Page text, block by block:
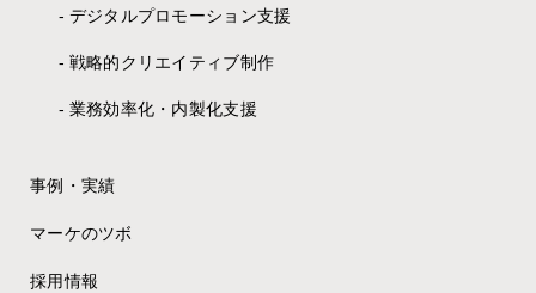
デジタルプロモーション支援
戦略的クリエイティブ制作
業務効率化・内製化支援
事例・実績
マーケのツボ
採用情報